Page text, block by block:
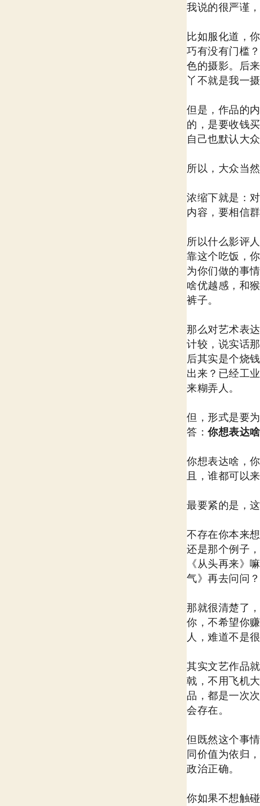
我说的很严谨
比如服化道，
巧有没有门槛
色的摄影。后
丫不就是我一摄
但是，作品的
的，是要收钱
自己也默认大
所以，大众当
浓缩下就是：
内容，要相信
所以什么影评
靠这个吃饭，
为你们做的事
啥优越感，和
裤子。
那么对艺术表
计较，说实话
后其实是个烧
出来？已经工
来糊弄人。
但，形式是要
答：你想表达啥
你想表达啥，
且，谁都可以
最要紧的是，
不存在你本来
还是那个例子
《从头再来》
气》再去问问？
那就很清楚了
你，不希望你
人，难道不是
其实文艺作品
戟，不用飞机
品，都是一次
会存在。
但既然这个事
同价值为依归
政治正确。
你如果不想触